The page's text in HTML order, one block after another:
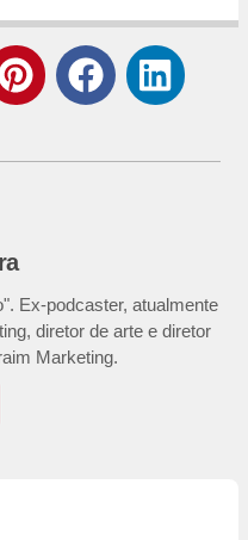
Ex-podcaster, atualmente
diretor de arte e diretor
Marketing.